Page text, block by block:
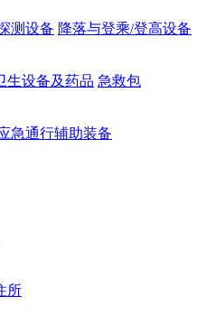
测设备 降落与登乘/登高设备
生设备及药品 急救包
急通行辅助装备
所